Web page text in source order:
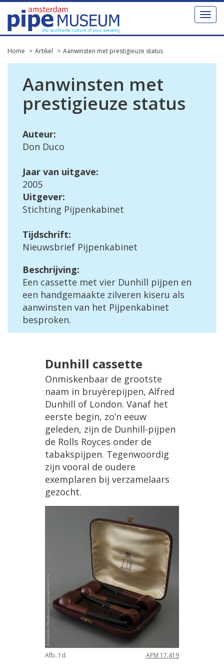
Toggle
Home Artikel Aanwinsten met prestigieuze status
Aanwinsten met
prestigieuze status
Auteur:
Don Duco
Jaar van uitgave:
2005
Uitgever:
Stichting Pijpenkabinet
Tijdschrift:
Nieuwsbrief Pijpenkabinet
Beschrijving:
Een cassette met vier Dunhill pijpen en
een handgemaakte zilveren kiseru als
aanwinsten van het Pijpenkabinet
besproken.
Dunhill cassette
Onmiskenbaar de grootste
naam in bruyèrepijpen, Alfred
Dunhill of London. Vanaf het
eerste begin, zo’n eeuw
geleden, zijn de Dunhill-pijpen
de Rolls Royces onder de
tabakspijpen. Tegenwoordig
zijn vooral de oudere
exemplaren bij verzamelaars
gezocht.
Afb. 1d. APM 17.419